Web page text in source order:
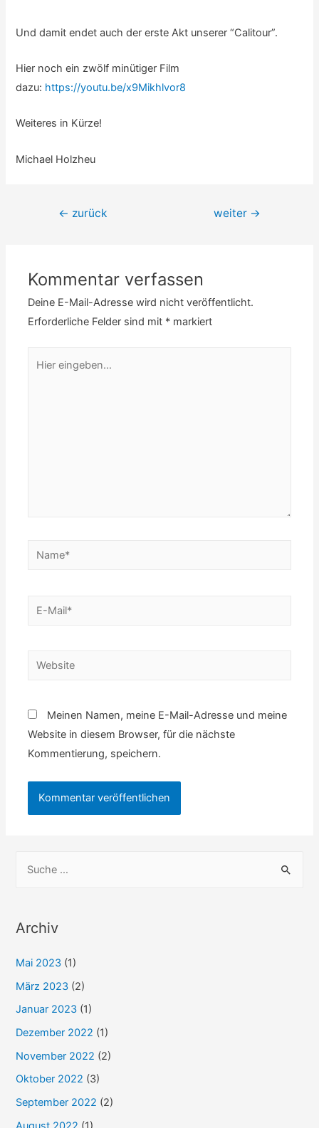
Und damit endet auch der erste Akt unserer “Calitour”.
Hier noch ein zwölf minütiger Film
dazu: https://youtu.be/x9Mikhlvor8
Weiteres in Kürze!
Michael Holzheu
Beitrags-
← zurück weiter →
Kommentar verfassen
Deine E-Mail-Adresse wird nicht veröffentlicht.
Erforderliche Felder sind mit * markiert
eingeben…
Name*
E-
Website
Meinen Namen, meine E-Mail-Adresse und meine
Website in diesem Browser, für die nächste
Kommentierung, speichern.
h
n
n
a
c
Archiv
Mai 2023 (1)
März 2023 (2)
Januar 2023 (1)
Dezember 2022 (1)
November 2022 (2)
Oktober 2022 (3)
September 2022 (2)